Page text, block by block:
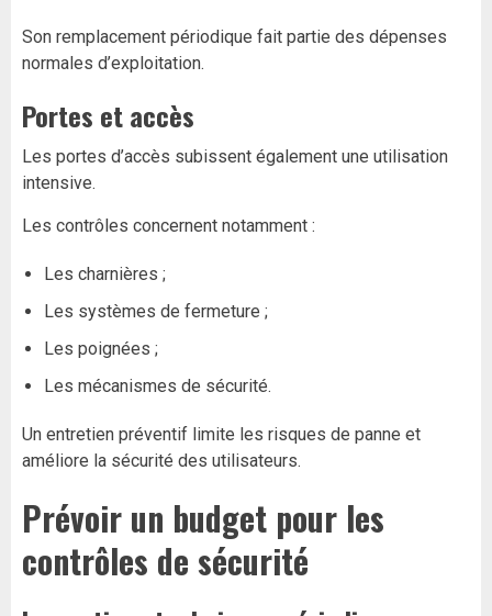
Son remplacement périodique fait partie des dépenses
normales d’exploitation.
Portes et accès
Les portes d’accès subissent également une utilisation
intensive.
Les contrôles concernent notamment :
Les charnières ;
Les systèmes de fermeture ;
Les poignées ;
Les mécanismes de sécurité.
Un entretien préventif limite les risques de panne et
améliore la sécurité des utilisateurs.
Prévoir un budget pour les
contrôles de sécurité